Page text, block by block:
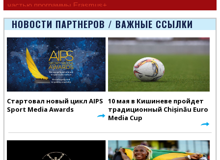
частью программы Erasmus+
Европейско
НОВОСТИ ПАРТНЕРОВ / ВАЖНЫЕ ССЫЛКИ
Стартовал новый цикл AIPS
Sport Media Awards
10 мая в Кишиневе пройдет
традиционный Chișinău Euro
Media Cup